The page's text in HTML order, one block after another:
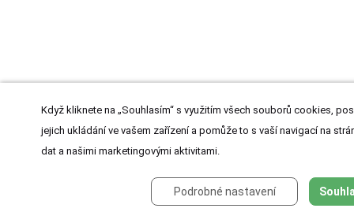
Když kliknete na „Souhlasím“ s využitím všech souborů cookies,
jejich ukládání ve vašem zařízení a pomůže to s vaší navigací na
dat a našimi marketingovými aktivitami.
Podrobné nastavení